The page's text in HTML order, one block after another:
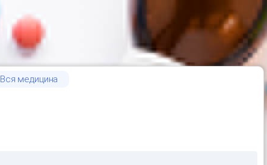
Вся медицина